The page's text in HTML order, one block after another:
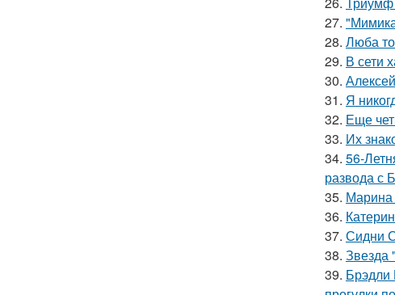
27.
28. Люба
29. В сети
30.
31. Я
32. Еще
33. Их
34. 56-
развода с
35. Марина
36.
37. Сидни
38. Звезда
39. Брэдли